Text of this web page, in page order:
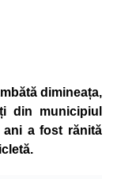
dimineața,
din municipiul
ani a fost rănită